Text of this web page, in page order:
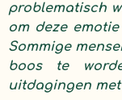
problematisch
om deze
Sommige
boos te
uitdagingen